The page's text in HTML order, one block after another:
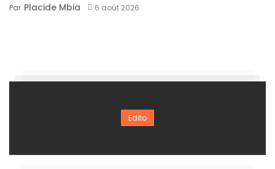
Par Placide Mbia 6 août 2026
Edito